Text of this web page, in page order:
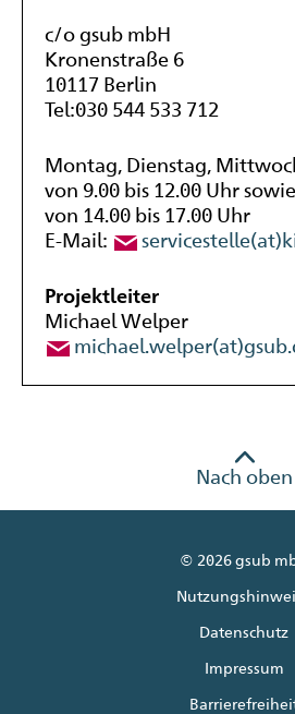
c/o gsub mbH
Kronenstraße 6
10117 Berlin
Tel:030 544 533 712
Montag, Dienstag,
von 9.00 bis 12.00 Uhr
von 14.00 bis 17.00 Uhr
E-Mail:
Projektleiter
Michael Welper
Nach oben
© 2026 gsub
Datenschutz
Impressum